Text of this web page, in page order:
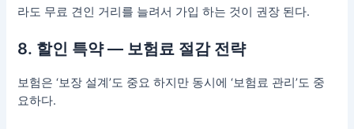
라도 무료 견인 거리를 늘려서 가입 하는 것이 권장 된다.
8. 할인 특약 — 보험료 절감 전략
보험은 ‘보장 설계’도 중요 하지만 동시에 ‘보험료 관리’도 중
요하다.